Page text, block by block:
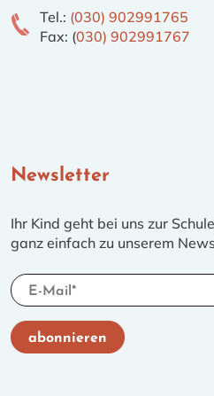
Tel.: (030) 902991765
Fax: (030) 902991767
Newsletter
Ihr Kind geht bei uns zur
ganz einfach zu unserem
Ich akzeptiere die
jederzeit widerruflich damit
Mühlenau-Grundschule mich per
Zeigen Sie mir, dass Sie kein
Schieben Sie den grauen
abonnieren